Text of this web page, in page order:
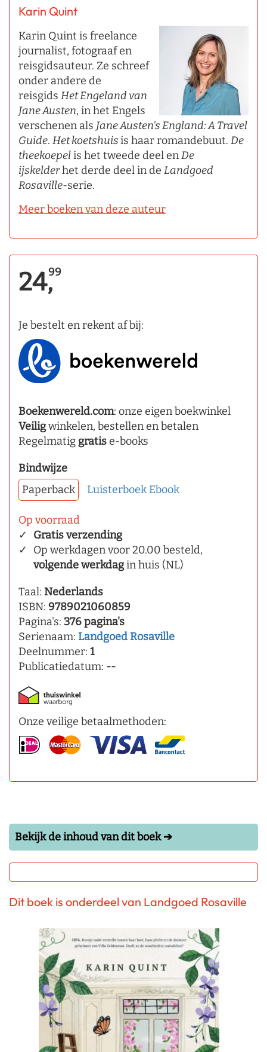
Karin Quint
Karin Quint is freelance
journalist, fotograaf en
reisgidsauteur. Ze schreef
onder andere de
reisgids Het Engeland van
Jane Austen, in het Engels
verschenen als Jane Austen's England: A Travel
Guide. Het koetshuisis haar romandebuut. De
theekoepelis het tweede deel enDe
ijskelderhet derde deel in de Landgoed
Rosaville-serie.
Meer boeken van deze auteur
24,99
Je bestelt en rekent af bij:
Boekenwereld.com: onze eigen boekwinkel
Veiligwinkelen, bestellen en betalen
Regelmatig gratise-books
Bindwijze
Paperback
Luisterboek Ebook
Op voorraad
Gratis verzending
Op werkdagen voor 20.00 besteld,
volgende werkdagin huis (NL)
Taal: Nederlands
ISBN: 9789021060859
Pagina's: 376 pagina's
Serienaam: Landgoed Rosaville
Deelnummer: 1
Publicatiedatum: --
Onze veilige betaalmethoden:
Bekijk de inhoud van dit boek ➔
Dit boek is onderdeel van Landgoed Rosaville